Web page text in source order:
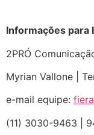
Informações para
2PRÓ
Myrian Vallone |
e-mail equipe:
(11) 3030-9463 |